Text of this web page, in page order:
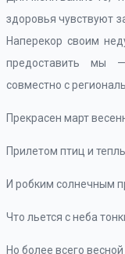
здоровья чувствуют
Наперекор своим
предоставить мы —
совместно с
Прекрасен март
Прилетом птиц и
И робким солнечным
Что льется с неба
Но более всего